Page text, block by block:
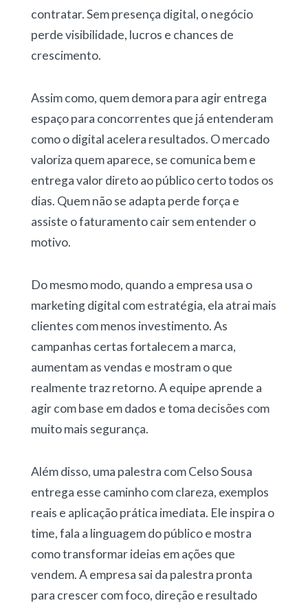
contratar. Sem presença digital, o negócio
perde visibilidade, lucros e chances de
crescimento.
Assim como, quem demora para agir entrega
espaço para concorrentes que já entenderam
como o digital acelera resultados. O mercado
valoriza quem aparece, se comunica bem e
entrega valor direto ao público certo todos os
dias. Quem não se adapta perde força e
assiste o faturamento cair sem entender o
motivo.
Do mesmo modo, quando a empresa usa o
marketing digital com estratégia, ela atrai mais
clientes com menos investimento. As
campanhas certas fortalecem a marca,
aumentam as vendas e mostram o que
realmente traz retorno. A equipe aprende a
agir com base em dados e toma decisões com
muito mais segurança.
Além disso, uma palestra com Celso Sousa
entrega esse caminho com clareza, exemplos
reais e aplicação prática imediata. Ele inspira o
time, fala a linguagem do público e mostra
como transformar ideias em ações que
vendem. A empresa sai da palestra pronta
para crescer com foco, direção e resultado